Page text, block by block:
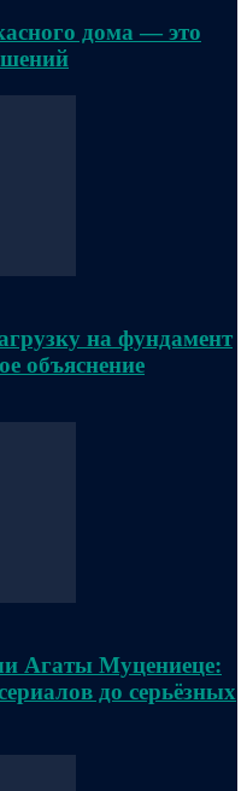
дома — это
на фундамент
объяснение
Агаты Муцениеце:
до серьёзных